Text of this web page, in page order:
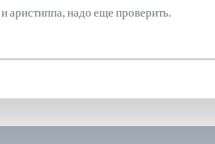
надо еще проверить.